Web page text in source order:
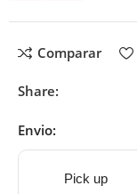
Comparar
Share:
Envio:
Pick up